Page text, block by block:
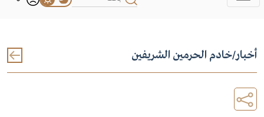
أخبار/خادم الحرمين الشريفين